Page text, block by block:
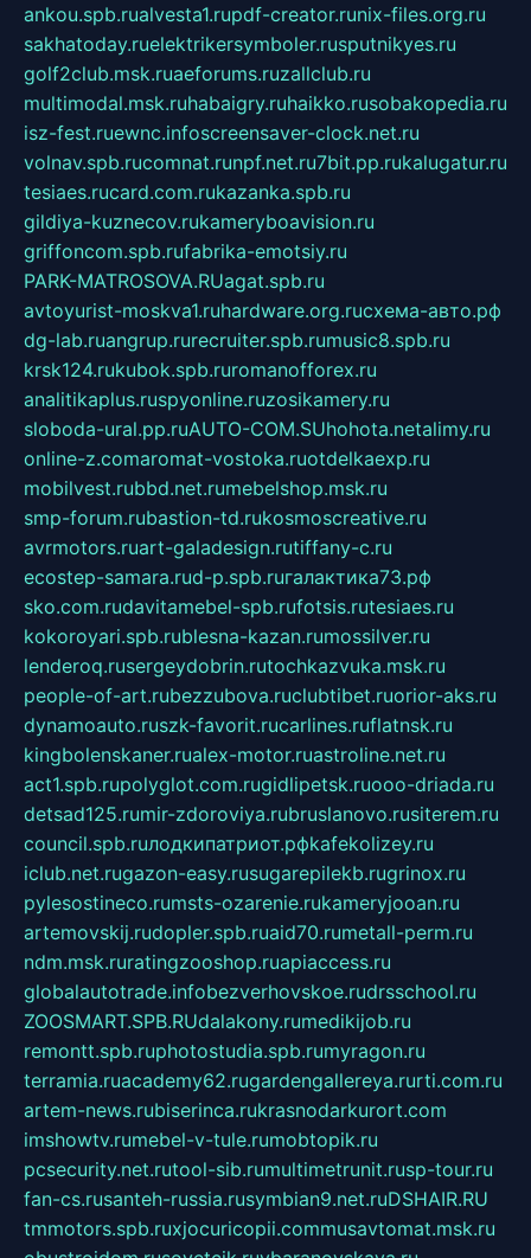
ankou.spb.rualvesta1.rupdf-creator.runix-files.org.ru
sakhatoday.ruelektrikersymboler.rusputnikyes.ru
golf2club.msk.ruaeforums.ruzallclub.ru
multimodal.msk.ruhabaigry.ruhaikko.rusobakopedia.ru
isz-fest.ruewnc.infoscreensaver-clock.net.ru
volnav.spb.rucomnat.runpf.net.ru7bit.pp.rukalugatur.ru
tesiaes.rucard.com.rukazanka.spb.ru
gildiya-kuznecov.rukameryboavision.ru
griffoncom.spb.rufabrika-emotsiy.ru
PARK-MATROSOVA.RUagat.spb.ru
avtoyurist-moskva1.ruhardware.org.ruсхема-авто.рф
dg-lab.ruangrup.rurecruiter.spb.rumusic8.spb.ru
krsk124.rukubok.spb.ruromanofforex.ru
analitikaplus.ruspyonline.ruzosikamery.ru
sloboda-ural.pp.ruAUTO-COM.SUhohota.netalimy.ru
online-z.comaromat-vostoka.ruotdelkaexp.ru
mobilvest.rubbd.net.rumebelshop.msk.ru
smp-forum.rubastion-td.rukosmoscreative.ru
avrmotors.ruart-galadesign.rutiffany-c.ru
ecostep-samara.rud-p.spb.ruгалактика73.рф
sko.com.rudavitamebel-spb.rufotsis.rutesiaes.ru
kokoroyari.spb.rublesna-kazan.rumossilver.ru
lenderoq.rusergeydobrin.rutochkazvuka.msk.ru
people-of-art.rubezzubova.ruclubtibet.ruorior-aks.ru
dynamoauto.ruszk-favorit.rucarlines.ruflatnsk.ru
kingbolenskaner.rualex-motor.ruastroline.net.ru
act1.spb.rupolyglot.com.rugidlipetsk.ruooo-driada.ru
detsad125.rumir-zdoroviya.rubruslanovo.rusiterem.ru
council.spb.ruлодкипатриот.рфkafekolizey.ru
iclub.net.rugazon-easy.rusugarepilekb.rugrinox.ru
pylesostineco.rumsts-ozarenie.rukameryjooan.ru
artemovskij.rudopler.spb.ruaid70.rumetall-perm.ru
ndm.msk.ruratingzooshop.ruapiaccess.ru
globalautotrade.infobezverhovskoe.rudrsschool.ru
ZOOSMART.SPB.RUdalakony.rumedikijob.ru
remontt.spb.ruphotostudia.spb.rumyragon.ru
terramia.ruacademy62.rugardengallereya.rurti.com.ru
artem-news.rubiserinca.rukrasnodarkurort.com
imshowtv.rumebel-v-tule.rumobtopik.ru
pcsecurity.net.rutool-sib.rumultimetrunit.rusp-tour.ru
fan-cs.rusanteh-russia.rusymbian9.net.ruDSHAIR.RU
tmmotors.spb.ruxjocuricopii.commusavtomat.msk.ru